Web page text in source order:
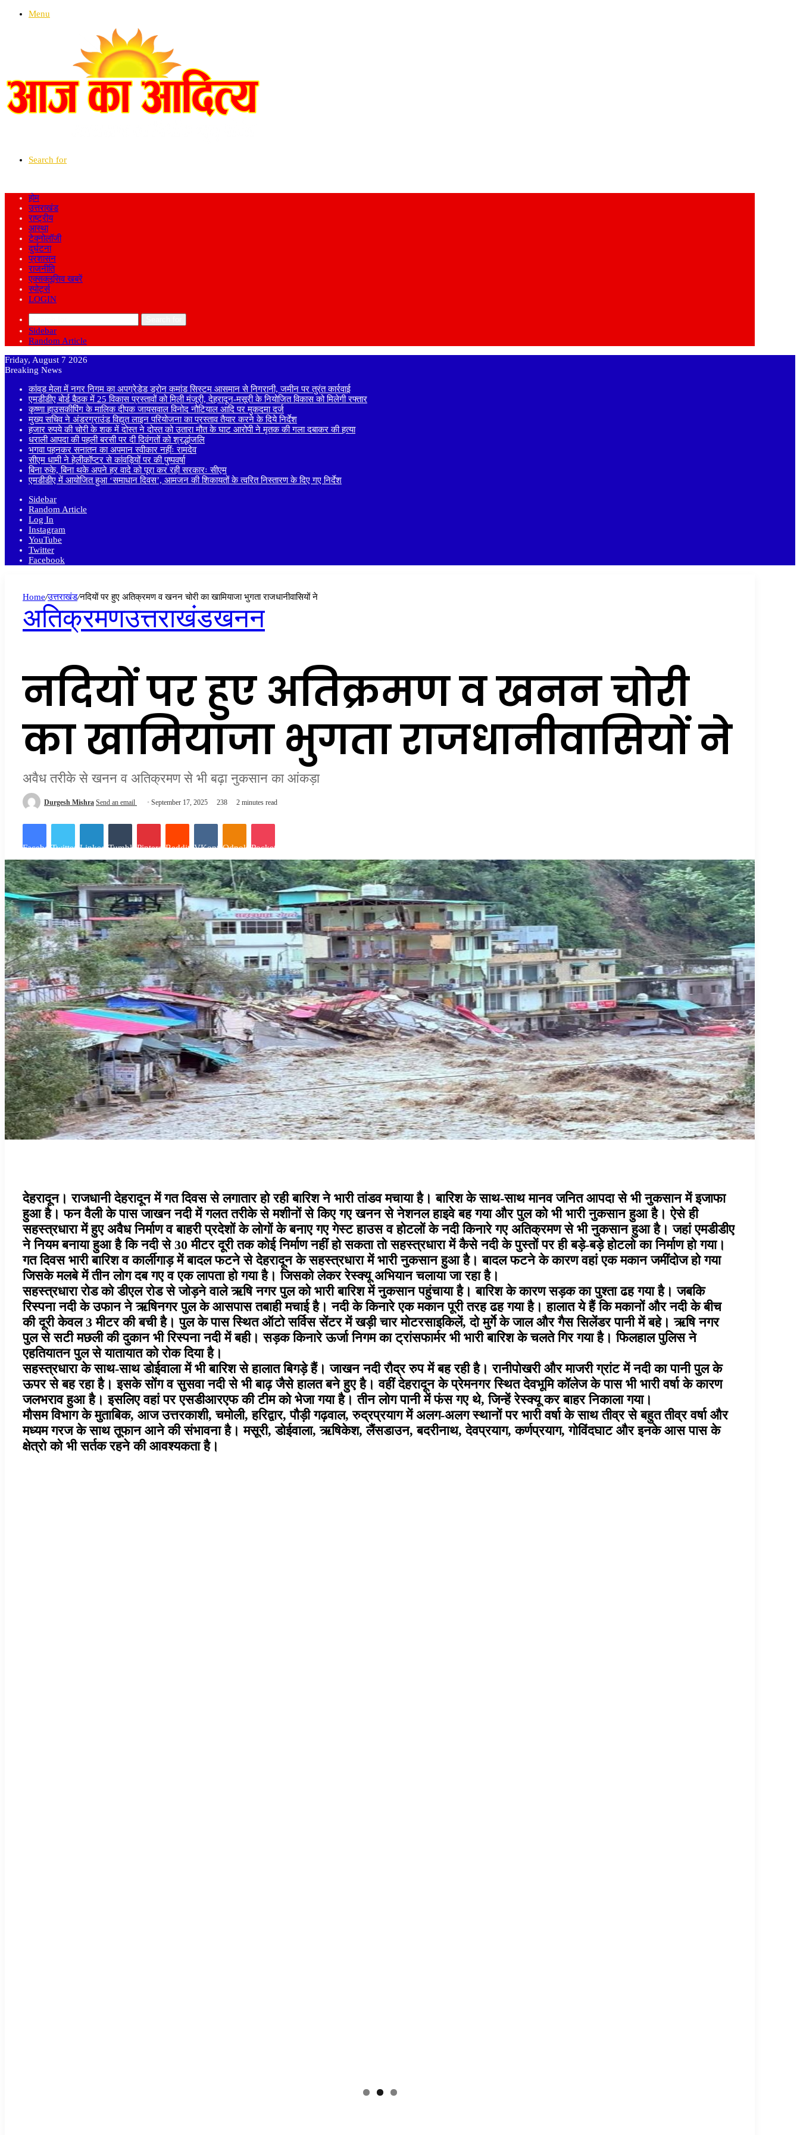
Menu
Search for
होम
उत्तराखंड
राष्ट्रीय
आस्था
टेक्नोलॉजी
दुर्घटना
प्रशासन
राजनीति
एक्सक्लूसिव खबरें
स्पोर्ट्स
LOGIN
Sidebar
Random Article
Friday, August 7 2026
Breaking News
कांवड़ मेला में नगर निगम का अपग्रेडेड ड्रोन कमांड सिस्टम आसमान से निगरानी, जमीन पर तुरंत कार्रवाई
एमडीडीए बोर्ड बैठक में 25 विकास प्रस्तावों को मिली मंजूरी, देहरादून-मसूरी के नियोजित विकास को मिलेगी रफ्तार
कृष्णा हाउसकीपिंग के मालिक दीपक जायसवाल विनोद नौटियाल आदि पर मुकदमा दर्ज
मुख्य सचिव ने अंडरग्राउंड विद्युत लाइन परियोजना का प्रस्ताव तैयार करने के दिये निर्देश
हजार रुपये की चोरी के शक में दोस्त ने दोस्त को उतारा मौत के घाट आरोपी ने मृतक की गला दबाकर की हत्या
धराली आपदा की पहली बरसी पर दी दिवंगतों को श्रद्धांजलि
भगवा पहनकर सनातन का अपमान स्वीकार नहींः रामदेव
सीएम धामी ने हेलीकॉप्टर से कांवड़ियों पर की पुष्पवर्षा
बिना रुके, बिना थके अपने हर वादे को पूरा कर रही सरकारः सीएम
एमडीडीए में आयोजित हुआ ‘समाधान दिवस’, आमजन की शिकायतों के त्वरित निस्तारण के दिए गए निर्देश
Sidebar
Random Article
Log In
Instagram
YouTube
Twitter
Facebook
Home/उत्तराखंड/नदियों पर हुए अतिक्रमण व खनन चोरी का खामियाजा भुगता राजधानीवासियों ने
अतिक्रमणउत्तराखंडखनन
नदियों पर हुए अतिक्रमण व खनन चोरी
का खामियाजा भुगता राजधानीवासियों ने
अवैध तरीके से खनन व अतिक्रमण से भी बढ़ा नुकसान का आंकड़ा
Durgesh Mishra Send an email September 17, 2025 238 2 minutes read
FacebookTwitter LinkedInTumblr PinterestReddit VKontakteOdnoklassniki
Pocket
देहरादून। राजधानी देहरादून में गत दिवस से लगातार हो रही बारिश ने भारी तांडव मचाया है। बारिश के साथ-साथ मानव जनित आपदा से भी नुकसान में इजाफा
हुआ है। फन वैली के पास जाखन नदी में गलत तरीके से मशीनों से किए गए खनन से नेशनल हाइवे बह गया और पुल को भी भारी नुकसान हुआ है। ऐसे ही
सहस्त्रधारा में हुए अवैध निर्माण व बाहरी प्रदेशों के लोगों के बनाए गए गेस्ट हाउस व होटलों के नदी किनारे गए अतिक्रमण से भी नुकसान हुआ है। जहां एमडीडीए
ने नियम बनाया हुआ है कि नदी से 30 मीटर दूरी तक कोई निर्माण नहीं हो सकता तो सहस्त्रधारा में कैसे नदी के पुस्तों पर ही बड़े-बड़े होटलो का निर्माण हो गया।
गत दिवस भारी बारिश व कार्लीगाड़ में बादल फटने से देहरादून के सहस्त्रधारा में भारी नुकसान हुआ है। बादल फटने के कारण वहां एक मकान जमींदोज हो गया
जिसके मलबे में तीन लोग दब गए व एक लापता हो गया है। जिसको लेकर रेस्क्यू अभियान चलाया जा रहा है।
सहस्त्रधारा रोड को डीएल रोड से जोड़ने वाले ऋषि नगर पुल को भारी बारिश में नुकसान पहुंचाया है। बारिश के कारण सड़क का पुश्ता ढह गया है। जबकि
रिस्पना नदी के उफान ने ऋषिनगर पुल के आसपास तबाही मचाई है। नदी के किनारे एक मकान पूरी तरह ढह गया है। हालात ये हैं कि मकानों और नदी के बीच
की दूरी केवल 3 मीटर की बची है। पुल के पास स्थित ऑटो सर्विस सेंटर में खड़ी चार मोटरसाइकिलें, दो मुर्गे के जाल और गैस सिलेंडर पानी में बहे। ऋषि नगर
पुल से सटी मछली की दुकान भी रिस्पना नदी में बही। सड़क किनारे ऊर्जा निगम का ट्रांसफार्मर भी भारी बारिश के चलते गिर गया है। फिलहाल पुलिस ने
एहतियातन पुल से यातायात को रोक दिया है।
सहस्त्रधारा के साथ-साथ डोईवाला में भी बारिश से हालात बिगड़े हैं। जाखन नदी रौद्र रुप में बह रही है। रानीपोखरी और माजरी ग्रांट में नदी का पानी पुल के
ऊपर से बह रहा है। इसके सोंग व सुसवा नदी से भी बाढ़ जैसे हालत बने हुए है। वहीं देहरादून के प्रेमनगर स्थित देवभूमि कॉलेज के पास भी भारी वर्षा के कारण
जलभराव हुआ है। इसलिए वहां पर एसडीआरएफ की टीम को भेजा गया है। तीन लोग पानी में फंस गए थे, जिन्हें रेस्क्यू कर बाहर निकाला गया।
मौसम विभाग के मुताबिक, आज उत्तरकाशी, चमोली, हरिद्वार, पौड़ी गढ़वाल, रुद्रप्रयाग में अलग-अलग स्थानों पर भारी वर्षा के साथ तीव्र से बहुत तीव्र वर्षा और
मध्यम गरज के साथ तूफान आने की संभावना है। मसूरी, डोईवाला, ऋषिकेश, लैंसडाउन, बदरीनाथ, देवप्रयाग, कर्णप्रयाग, गोविंदघाट और इनके आस पास के
क्षेत्रो को भी सर्तक रहने की आवश्यकता है।